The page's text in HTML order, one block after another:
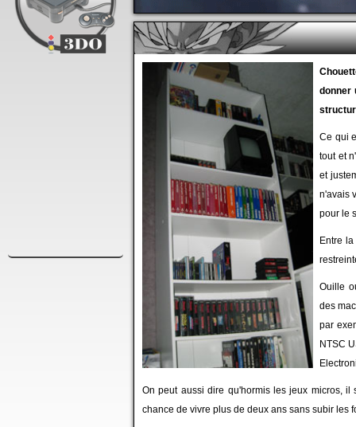
donner
Ce qui
tout et
et
n'avais
pour le
Entre
Ouille
des
par
NTSC
On peut aussi dire qu'hormis les jeux micros,
chance de vivre plus de deux ans sans subir